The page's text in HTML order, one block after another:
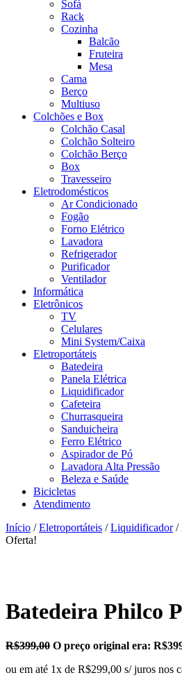
Sofá
Rack
Cozinha
Balcão
Fruteira
Mesa
Cama
Berço
Multiuso
Colchões e Box
Colchão Casal
Colchão Solteiro
Colchão Berço
Box
Travesseiro
Eletrodomésticos
Ar Condicionado
Fogão
Forno Elétrico
Lavadora
Refrigerador
Purificador
Ventilador
Informática
Eletrônicos
TV
Celulares
Mini System/Caixa
Eletroportáteis
Batedeira
Panela Elétrica
Liquidificador
Cafeteira
Churrasqueira
Sanduicheira
Ferro Elétrico
Aspirador de Pó
Lavadora Alta Pressão
Beleza e Saúde
Bicicletas
Atendimento
Início /Eletroportáteis /Liquidificador/
Oferta!
Batedeira Philco
R$399,00 O preço original era:
ou em até 1x de R$299,00 s/ juros nos